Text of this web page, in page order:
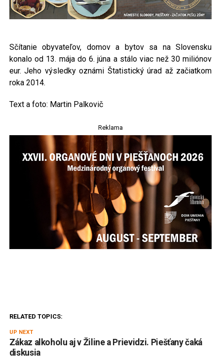
Sčítanie obyvateľov, domov a bytov sa na Slovensku
konalo od 13. mája do 6. júna a stálo viac než 30 miliónov
eur. Jeho výsledky oznámi Štatistický úrad až začiatkom
roka 2014.
Text a foto: Martin Palkovič
Reklama
RELATED TOPICS:
UP NEXT
Zákaz alkoholu aj v Žiline a Prievidzi. Piešťany čaká
diskusia